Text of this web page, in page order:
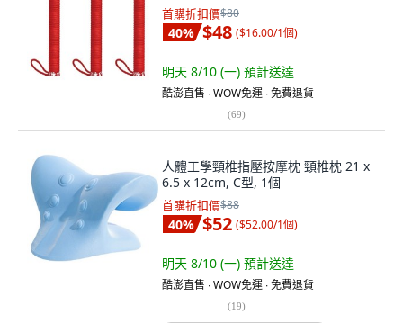
首購折扣價$80
40% $48 ($16.00/1個)
明天 8/10 (一) 預計送達
酷澎直售 ∙ WOW免運 ∙ 免費退貨
(69)
人體工學頸椎指壓按摩枕 頸椎枕 21 x
6.5 x 12cm, C型, 1個
首購折扣價$88
40% $52 ($52.00/1個)
明天 8/10 (一) 預計送達
酷澎直售 ∙ WOW免運 ∙ 免費退貨
(19)